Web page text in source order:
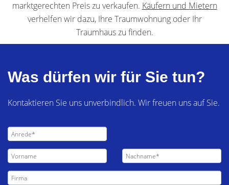
marktgerechten Preis zu verkaufen. Käufern und Mietern
verhelfen wir dazu, Ihre Traumwohnung oder Ihr
Traumhaus zu finden.
Was dürfen wir für Sie tun?
Kontaktieren Sie uns unverbindlich. Wir freuen uns auf Sie.